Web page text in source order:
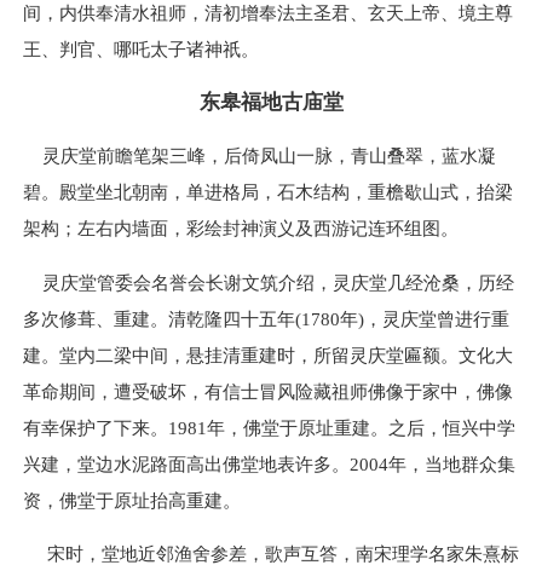
间，内供奉清水祖师，清初增奉法主圣君、玄天上帝、境主尊
王、判官、哪吒太子诸神祇。
东皋福地古庙堂
灵庆堂前瞻笔架三峰，后倚凤山一脉，青山叠翠，蓝水凝
碧。殿堂坐北朝南，单进格局，石木结构，重檐歇山式，抬梁
架构；左右内墙面，彩绘封神演义及西游记连环组图。
灵庆堂管委会名誉会长谢文筑介绍，灵庆堂几经沧桑，历经
多次修葺、重建。清乾隆四十五年(1780年)，灵庆堂曾进行重
建。堂内二梁中间，悬挂清重建时，所留灵庆堂匾额。文化大
革命期间，遭受破坏，有信士冒风险藏祖师佛像于家中，佛像
有幸保护了下来。1981年，佛堂于原址重建。之后，恒兴中学
兴建，堂边水泥路面高出佛堂地表许多。2004年，当地群众集
资，佛堂于原址抬高重建。
宋时，堂地近邻渔舍参差，歌声互答，南宋理学名家朱熹标